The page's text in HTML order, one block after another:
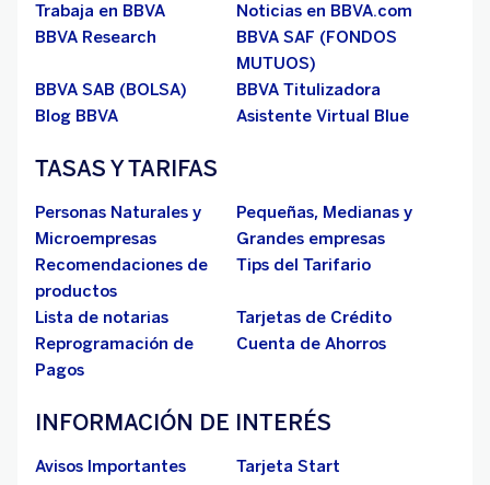
Trabaja en BBVA
Noticias en BBVA.com
BBVA Research
BBVA SAF (FONDOS
MUTUOS)
BBVA SAB (BOLSA)
BBVA Titulizadora
Blog BBVA
Asistente Virtual Blue
TASAS Y TARIFAS
Personas Naturales y
Microempresas
Pequeñas, Medianas y
Grandes empresas
Recomendaciones de
productos
Tips del Tarifario
Lista de notarias
Tarjetas de Crédito
Reprogramación de
Pagos
Cuenta de Ahorros
INFORMACIÓN DE INTERÉS
Avisos Importantes
Tarjeta Start